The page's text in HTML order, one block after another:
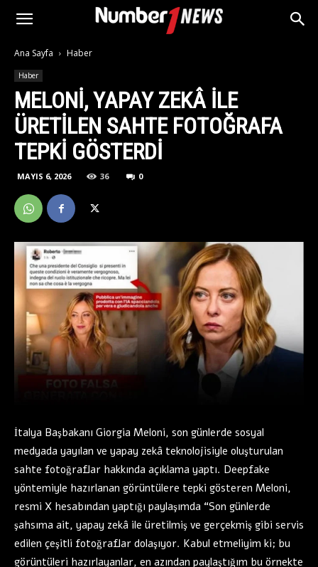
Ana Sayfa Haber
Haber
MELONI, YAPAY ZEKÂ ILE
ÜRETILEN SAHTE FOTOĞRAFA
TEPKI GÖSTERDI
MAYIS 6, 2026 36 0
İtalya Başbakanı Giorgia Meloni, son günlerde sosyal
medyada yayılan ve yapay zekâ teknolojisiyle oluşturulan
sahte fotoğraflar hakkında açıklama yaptı. Deepfake
yöntemiyle hazırlanan görüntülere tepki gösteren Meloni,
resmi X hesabından yaptığı paylaşımda “Son günlerde
şahsıma ait, yapay zekâ ile üretilmiş ve gerçekmiş gibi servis
edilen çeşitli fotoğraflar dolaşıyor. Kabul etmeliyim ki; bu
görüntüleri hazırlayanlar, en azından paylaştığım bu örnekte